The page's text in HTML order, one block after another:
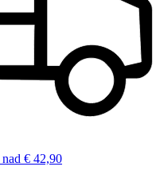
nad € 42,90